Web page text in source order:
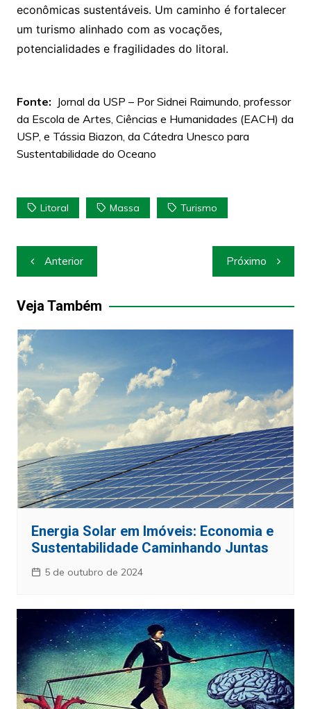
econômicas sustentáveis. Um caminho é fortalecer
um turismo alinhado com as vocações,
potencialidades e fragilidades do litoral.
Fonte: Jornal da USP – Por Sidnei Raimundo, professor
da Escola de Artes, Ciências e Humanidades (EACH) da
USP, e Tássia Biazon, da Cátedra Unesco para
Sustentabilidade do Oceano
Litoral Massa Turismo
Navegação
de
Post
Anterior Próximo
Veja Também
Energia Solar em Imóveis: Economia e
Sustentabilidade Caminhando Juntas
5 de outubro de 2024